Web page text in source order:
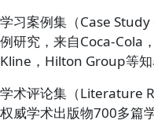
学习案例集（Case
例研究，来自Coca-Cola
Kline，Hilton Group等知
学术评论集（Literature
权威学术出版物700多篇